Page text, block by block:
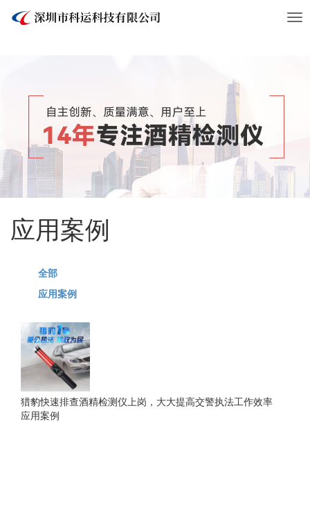
应用案例
全部
应用案例
猎豹快速排查酒精检测仪上岗，大大提高交警执法工作效率
应用案例